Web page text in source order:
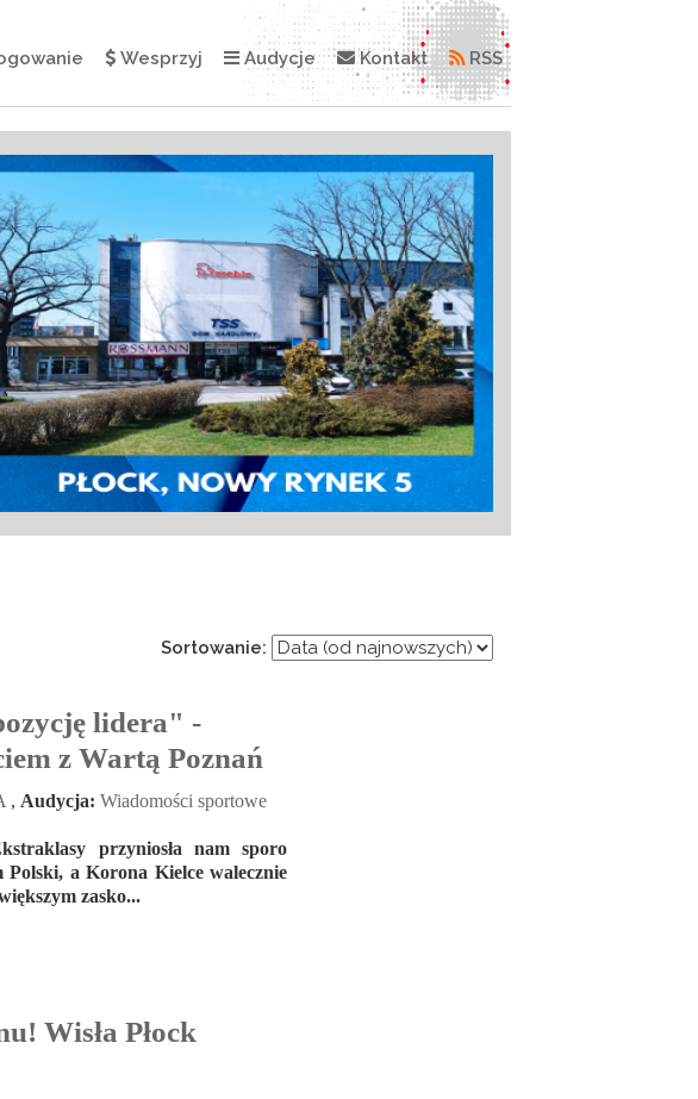
Wesprzyj Audycje Kontakt RSS
Sortowanie:
lidera" -
z Wartą Poznań
, Audycja: Wiadomości sportowe
przyniosła nam sporo
Polski, a Korona Kielce walecznie
zasko...
Wisła Płock